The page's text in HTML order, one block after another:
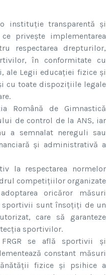
instituție transparentă și
privește implementarea
respectarea drepturilor,
în conformitate cu
ale Legii educației fizice și
cu toate dispozițiile legale
Română de Gimnastică
de control de la ANS, iar
a semnalat nereguli sau
și administrativă a
la respectarea normelor
competițiilor organizate
oricăror măsuri
sportivii sunt însoțiți de un
care să garanteze
sportivilor.
se află sportivii și
constant măsuri
fizice și psihice a